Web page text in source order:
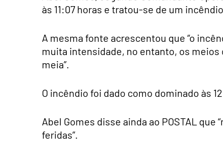
às 11:07 horas e tratou-se de um
A mesma fonte acrescentou que “o
muita intensidade, no entanto, os
meia”.
O incêndio foi dado como dominado às
Abel Gomes disse ainda ao POSTAL
feridas”.